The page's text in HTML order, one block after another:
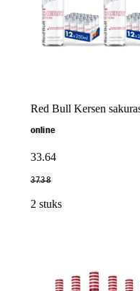
Red Bull Kersen
online
33.64
37.38
2 stuks